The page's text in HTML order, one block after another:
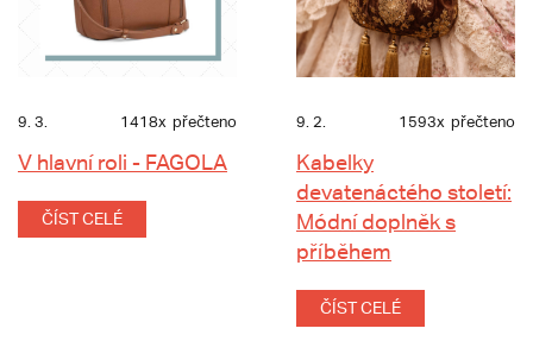
9. 3. 1418x přečteno
V hlavní roli - FAGOLA
ČÍST CELÉ
9. 2. 1593x přečteno
Kabelky
devatenáctého století:
Módní doplněk s
příběhem
ČÍST CELÉ